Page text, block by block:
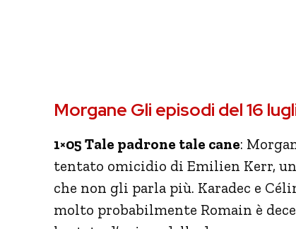
Morgane Gli episodi del 16
1×05 Tale padrone tale cane:
tentato omicidio di Emilien Kerr,
che non gli parla più. Karadec e
molto probabilmente Romain è